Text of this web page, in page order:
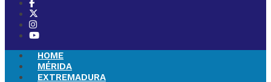
HOME
MÉRIDA
EXTREMADURA